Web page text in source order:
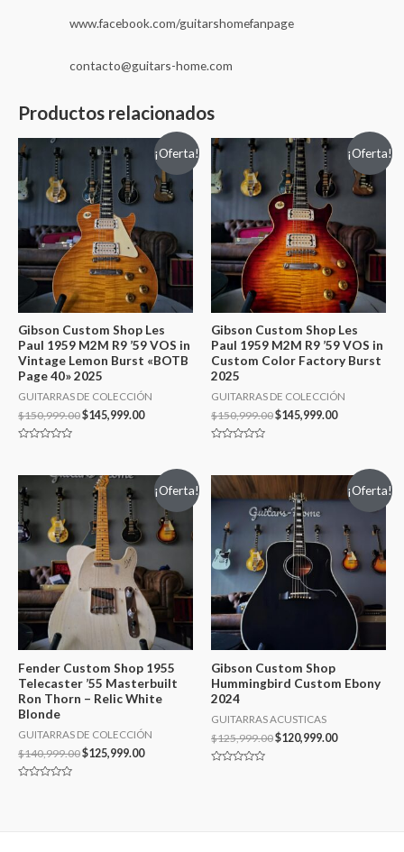
www.facebook.com/guitarshomefanpage
contacto@guitars-home.com
Productos relacionados
¡Oferta!
Gibson Custom Shop Les
Paul 1959 M2M R9 ’59 VOS in
Vintage Lemon Burst «BOTB
Page 40» 2025
GUITARRAS DE COLECCIÓN
$150,999.00$145,999.00
de
5
¡Oferta!
Gibson Custom Shop Les
Paul 1959 M2M R9 ’59 VOS in
Custom Color Factory Burst
2025
GUITARRAS DE COLECCIÓN
$150,999.00$145,999.00
de
¡Oferta!
Fender Custom Shop 1955
Telecaster ’55 Masterbuilt
Ron Thorn – Relic White
Blonde
GUITARRAS DE COLECCIÓN
$140,999.00$125,999.00
¡Oferta!
Gibson Custom Shop
Hummingbird Custom Ebony
2024
GUITARRAS ACUSTICAS
$125,999.00$120,999.00